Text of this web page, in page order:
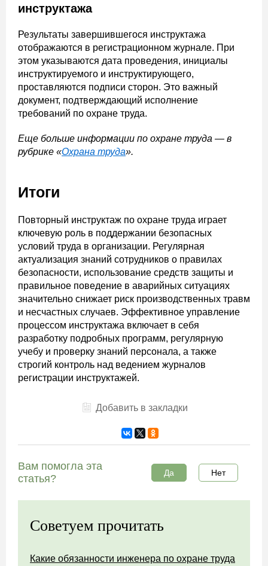
инструктажа
Результаты завершившегося инструктажа
отображаются в регистрационном журнале. При
этом указываются дата проведения, инициалы
инструктируемого и инструктирующего,
проставляются подписи сторон. Это важный
документ, подтверждающий исполнение
требований по охране труда.
Еще больше информации по охране труда — в
рубрике «Охрана труда».
Итоги
Повторный инструктаж по охране труда играет
ключевую роль в поддержании безопасных
условий труда в организации. Регулярная
актуализация знаний сотрудников о правилах
безопасности, использование средств защиты и
правильное поведение в аварийных ситуациях
значительно снижает риск производственных травм
и несчастных случаев. Эффективное управление
процессом инструктажа включает в себя
разработку подробных программ, регулярную
учебу и проверку знаний персонала, а также
строгий контроль над ведением журналов
регистрации инструктажей.
Добавить в закладки
Вам помогла эта
статья?
Да Нет
Советуем прочитать
Какие обязанности инженера по охране труда